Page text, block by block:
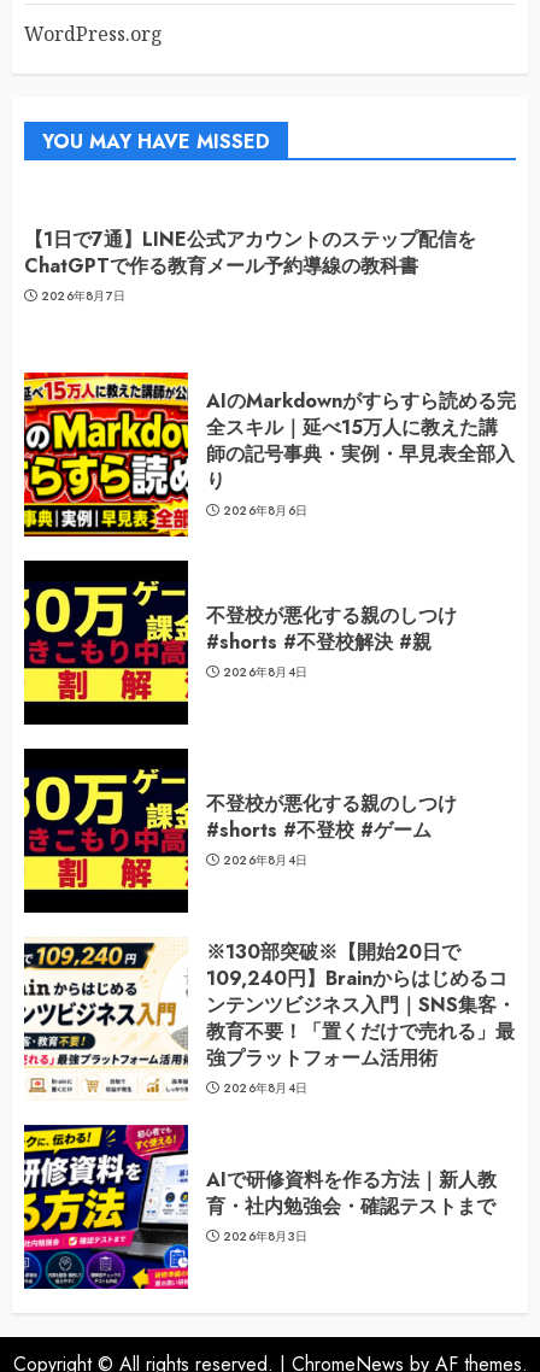
WordPress.org
YOU MAY HAVE MISSED
【1日で7通】LINE公式アカウントのステップ配信を
ChatGPTで作る教育メール予約導線の教科書
2026年8月7日
AIのMarkdownがすらすら読める完
全スキル｜延べ15万人に教えた講
師の記号事典・実例・早見表全部入
り
2026年8月6日
不登校が悪化する親のしつけ
#shorts #不登校解決 #親
2026年8月4日
不登校が悪化する親のしつけ
#shorts #不登校 #ゲーム
2026年8月4日
※130部突破※【開始20日で
109,240円】Brainからはじめるコ
ンテンツビジネス入門｜SNS集客・
教育不要！「置くだけで売れる」最
強プラットフォーム活用術
2026年8月4日
AIで研修資料を作る方法｜新人教
育・社内勉強会・確認テストまで
2026年8月3日
Copyright © All rights reserved. | ChromeNews by AF themes.